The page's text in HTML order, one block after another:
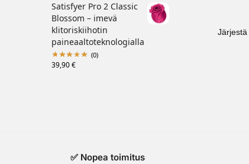
Satisfyer Pro 2 Classic
Blossom – imevä
klitoriskiihotin
paineaaltoteknologialla
(0)
39,90€
✅ Nopea toimitus